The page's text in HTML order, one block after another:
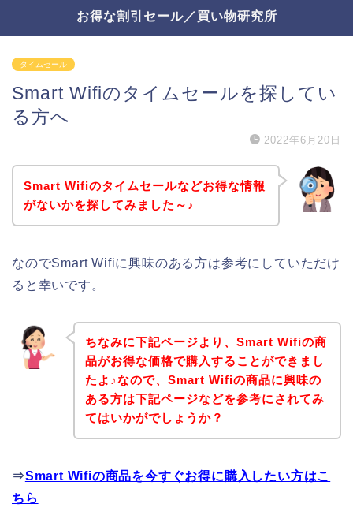
お得な割引セール／買い物研究所
タイムセール
Smart Wifiのタイムセールを探してい
る方へ
2022年6月20日
Smart Wifiのタイムセールなどお得な情報
がないかを探してみました～♪
なのでSmart Wifiに興味のある方は参考にしていただけ
ると幸いです。
ちなみに下記ページより、Smart Wifiの商
品がお得な価格で購入することができまし
たよ♪なので、Smart Wifiの商品に興味の
ある方は下記ページなどを参考にされてみ
てはいかがでしょうか？
⇒Smart Wifiの商品を今すぐお得に購入したい方はこ
ちら